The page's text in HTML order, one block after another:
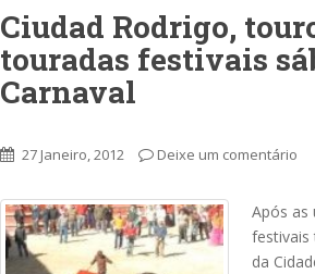
Ciudad Rodrigo,
touradas festivais
Carnaval
27 Janeiro, 2012 Deixe um comentário
Após as
festivais
da